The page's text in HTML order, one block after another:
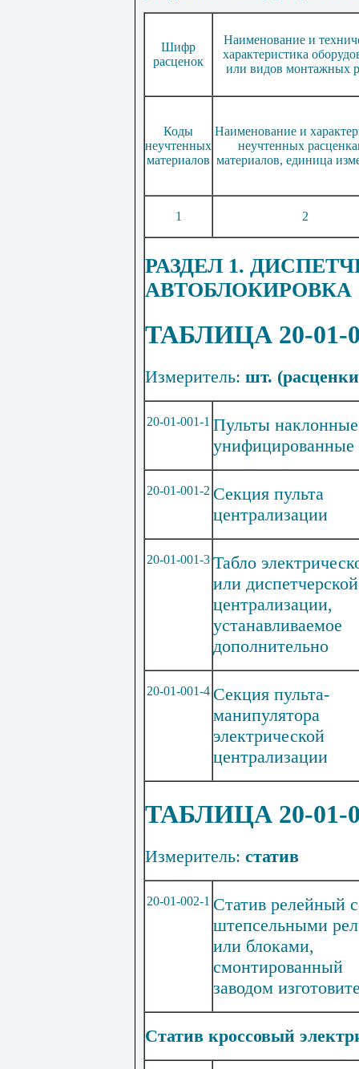
Шифр
расценок
Наименование и
характеристика
или видов монтажных
Коды
неучтенных
материалов
Наименование и
неучтенных
материалов, единица
1 2
РАЗДЕЛ 1.
АВТОБЛОКИРОВКА
ТАБЛИЦА 20-
Измеритель: шт.
20-01-001-1 Пульты
унифицированные
20-01-001-2 Секция пульта
централизации
20-01-001-3 Табло
или диспетчерской
централизации,
устанавливаемое
дополнительно
20-01-001-4 Секция пульта-
манипулятора
электрической
централизации
ТАБЛИЦА 20-01-
Измеритель: статив
20-01-002-1 Статив релейный
штепсельными
или блоками,
смонтированный
заводом
Статив кроссовый